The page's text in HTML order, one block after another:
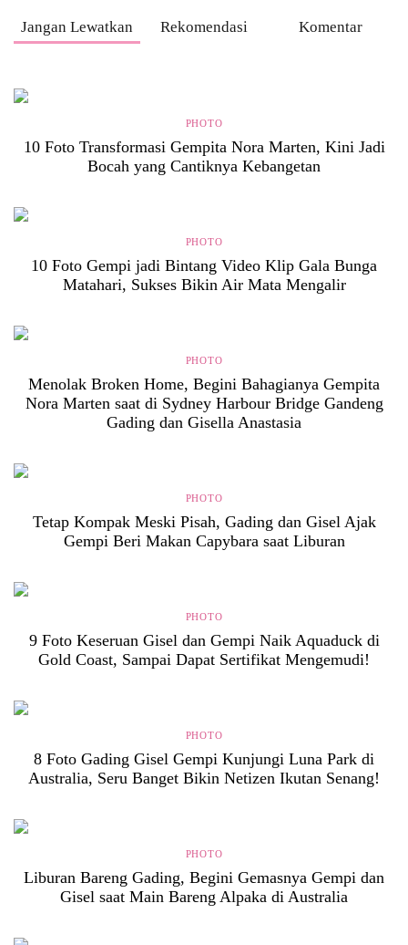
Jangan Lewatkan Rekomendasi Komentar
PHOTO
10 Foto Transformasi Gempita Nora Marten, Kini Jadi
Bocah yang Cantiknya Kebangetan
PHOTO
10 Foto Gempi jadi Bintang Video Klip Gala Bunga
Matahari, Sukses Bikin Air Mata Mengalir
PHOTO
Menolak Broken Home, Begini Bahagianya Gempita
Nora Marten saat di Sydney Harbour Bridge Gandeng
Gading dan Gisella Anastasia
PHOTO
Tetap Kompak Meski Pisah, Gading dan Gisel Ajak
Gempi Beri Makan Capybara saat Liburan
PHOTO
9 Foto Keseruan Gisel dan Gempi Naik Aquaduck di
Gold Coast, Sampai Dapat Sertifikat Mengemudi!
PHOTO
8 Foto Gading Gisel Gempi Kunjungi Luna Park di
Australia, Seru Banget Bikin Netizen Ikutan Senang!
PHOTO
Liburan Bareng Gading, Begini Gemasnya Gempi dan
Gisel saat Main Bareng Alpaka di Australia